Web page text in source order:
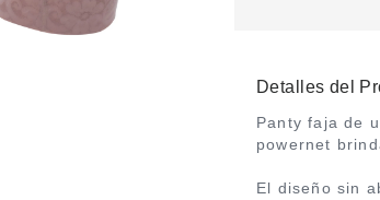
Detalles del
Panty faja de
powernet
El diseño sin